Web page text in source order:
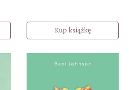
Kup książkę